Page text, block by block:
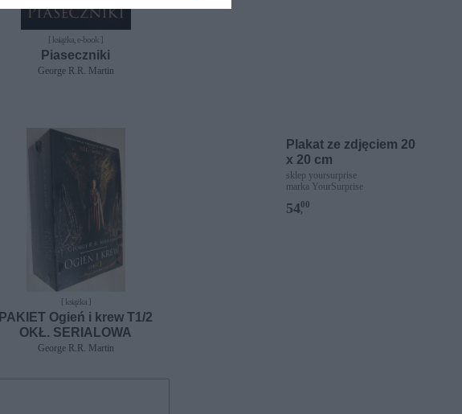
[ książka, e-book ]
Piaseczniki
George R.R. Martin
[ książka ]
PAKIET Ogień i krew T1/2
OKŁ. SERIALOWA
George R.R. Martin
Plakat ze zdjęciem 20
x 20 cm
sklep yoursurprise
marka YourSurprise
54,
00